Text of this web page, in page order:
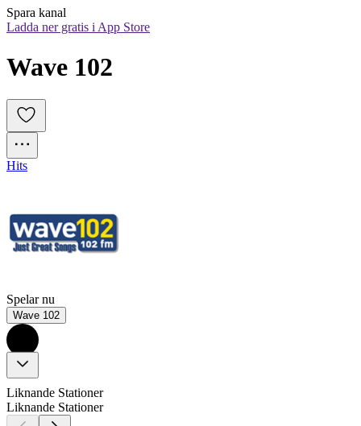
Spara kanal
Ladda ner gratis i App Store
Wave 102
Hits
Spelar nu
Wave 102
Liknande Stationer
Liknande Stationer